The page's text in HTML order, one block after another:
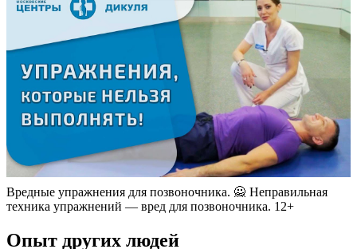
Вредные упражнения для позвоночника. 🙅 Неправильная
техника упражнений — вред для позвоночника. 12+
Опыт других людей